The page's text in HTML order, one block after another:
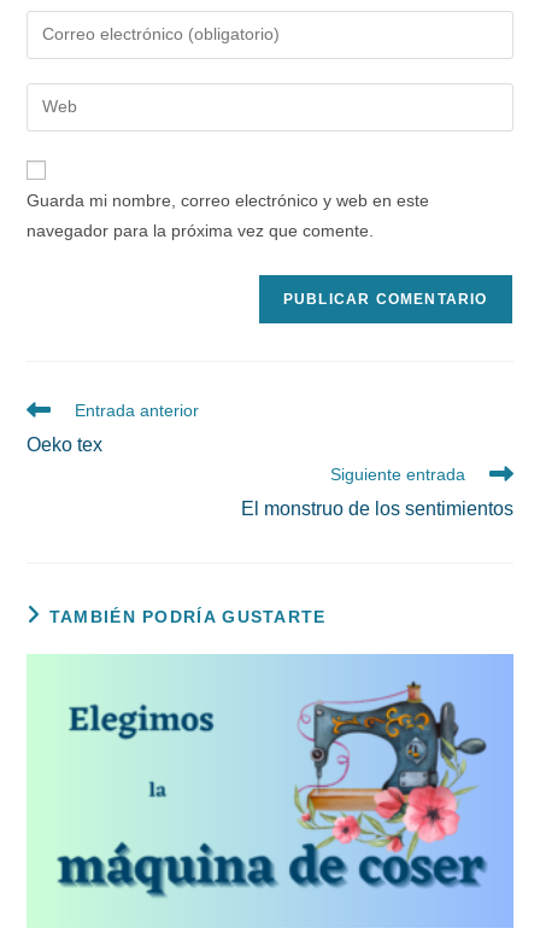
nombre
de
usuario
para
comentar
Introduce
tu
dirección
de
electrónico
para
comentar
Introduce
la
URL
Guarda mi nombre, correo electrónico y web en este
navegador para la próxima vez que comente.
Leer
artículos
Entrada anterior
Oeko tex
Siguiente entrada
El monstruo de los sentimientos
TAMBIÉN PODRÍA GUSTARTE